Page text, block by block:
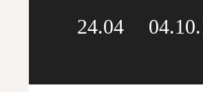
24.04